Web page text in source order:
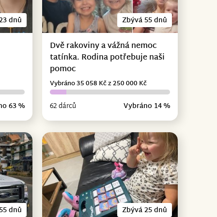
dnů
63 %
Zbývá 55 dnů
Dvě rakoviny a vážná nemoc
tatínka. Rodina potřebuje naši
pomoc
62 dárců Vybráno 14 %
Vybráno 35 058 Kč z 250 000 Kč
dnů Zbývá 25 dnů